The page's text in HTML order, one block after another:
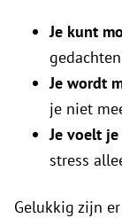
Je kunt
Je wordt
je niet
Je voelt
stress
Gelukkig zijn